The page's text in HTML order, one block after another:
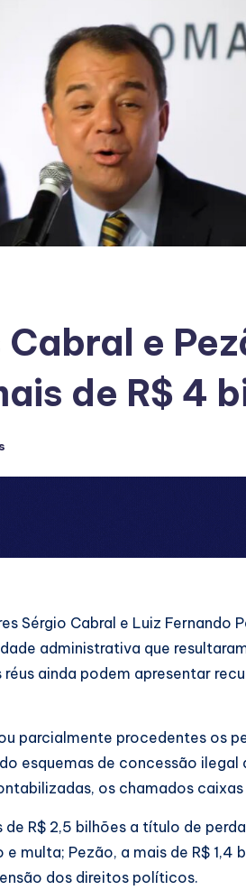
e
de R$ 4
Sérgio Cabral e Luiz Fernando
administrativa que
ainda podem apresentar
parcialmente procedentes os
esquemas de concessão ilegal
os chamados caixas
R$ 2,5 bilhões a título de
multa; Pezão, a mais de R$ 1,4
dos direitos políticos.